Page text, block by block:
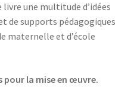
livre une multitude d’idées
de supports pédagogiques
maternelle et d’école
pour la mise en œuvre.